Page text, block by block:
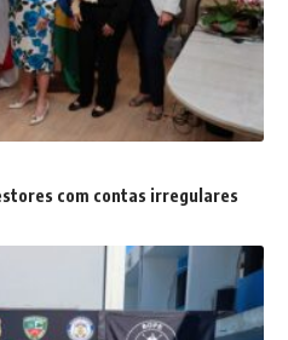
com contas irregulares